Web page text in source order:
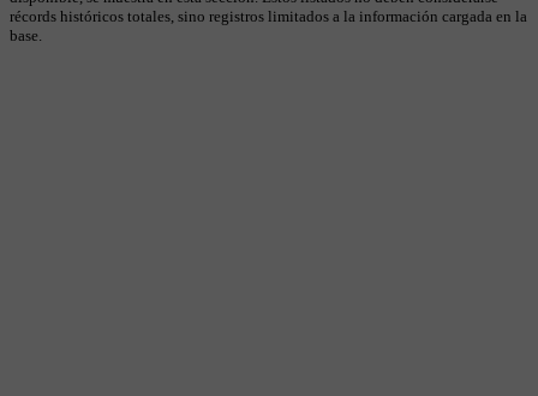
récords históricos totales, sino registros limitados a la información cargada en la
base.